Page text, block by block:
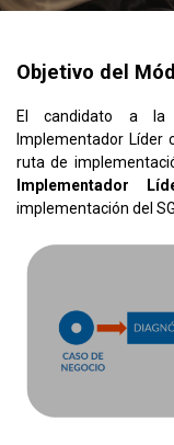
Objetivo del
El candidato a la
Implementador Líder
ruta de
Implementador
implementación del